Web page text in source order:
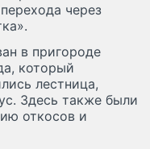
через
в пригороде
который
лестница,
Здесь также были
откосов и